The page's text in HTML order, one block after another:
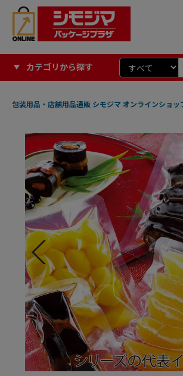
カテゴリから探す
包装用品・店舗用品通販 シモジマ オンラインショ